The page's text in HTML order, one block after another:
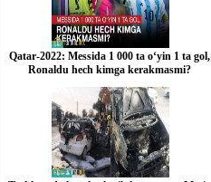
Qatar-2022: Messida 1 000 ta o‘yin 1 ta gol,
Ronaldu hech kimga kerakmasmi?